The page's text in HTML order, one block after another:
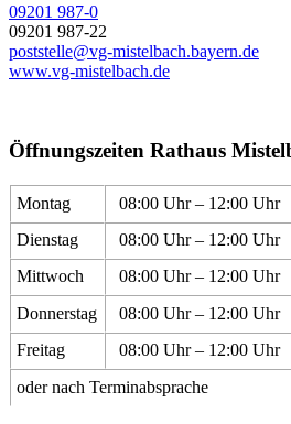
09201 987-0
09201 987-22
poststelle@vg-mistelbach.bayern.de
www.vg-mistelbach.de
Öffnungszeiten Rathaus
Montag 08:00 Uhr – 12:00 Uhr
Dienstag
08:00 Uhr – 12:00 Uhr
Mittwoch
08:00 Uhr – 12:00 Uhr
Donnerstag
08:00 Uhr – 12:00 Uhr
Freitag
08:00 Uhr – 12:00 Uhr
oder nach Terminabsprache